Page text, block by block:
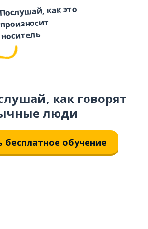
Послушай, как это
произносит
носитель
как говорят
люди
бесплатное обучение